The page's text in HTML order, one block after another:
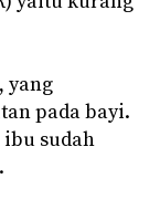
yang
pada bayi.
sudah